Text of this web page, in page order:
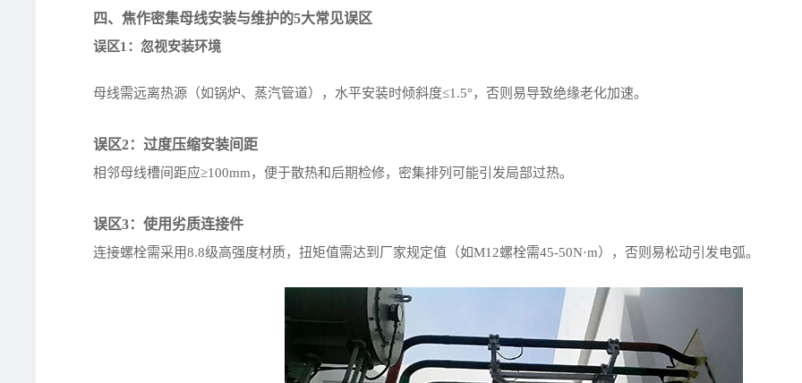
四、焦作密集母线安装与维护的5大常见误区
误区1：忽视安装环境
母线需远离热源（如锅炉、蒸汽管道），水平安装时倾斜度≤1.5°，否则易导致绝缘老化加速。
误区2：过度压缩安装间距
相邻母线槽间距应≥100mm，便于散热和后期检修，密集排列可能引发局部过热。
误区3：使用劣质连接件
连接螺栓需采用8.8级高强度材质，扭矩值需达到厂家规定值（如M12螺栓需45-50N·m），否则易松动引发电弧。